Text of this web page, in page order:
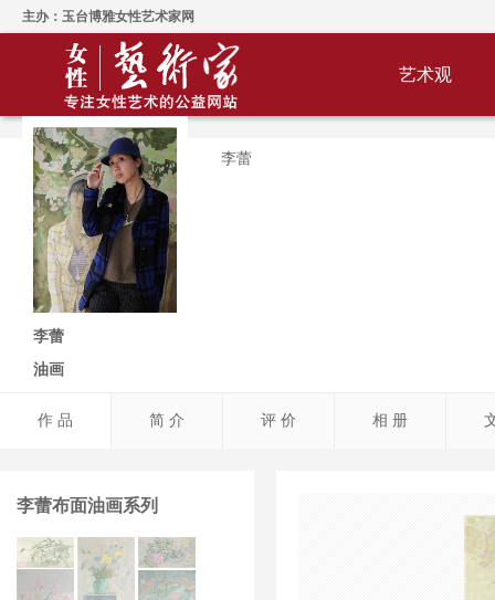
主办：玉台博雅女性艺术家网
艺术观
李蕾
油画
李蕾
作 品 简 介 评 价 相 册
李蕾布面油画系列